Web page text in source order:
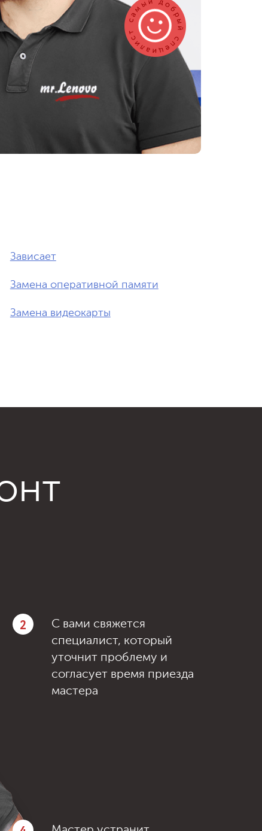
Зависает
Замена оперативной памяти
Замена видеокарты
2
С вами свяжется
специалист, который
уточнит проблему и
согласует время приезда
мастера